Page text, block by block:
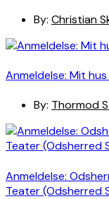
By: Christian
Anmeldelse: Mit
By: Thormod
Anmeldelse:
Teater (Odsherred